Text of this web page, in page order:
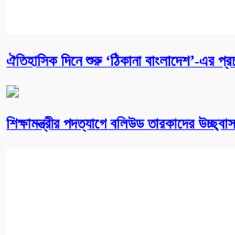
ঐতিহাসিক দিনে শুরু ‘ঠিকানা বাংলাদেশ’-এর
শিক্ষামন্ত্রীর পদত্যাগে বলিউড তারকাদের উচ্ছ্বাস